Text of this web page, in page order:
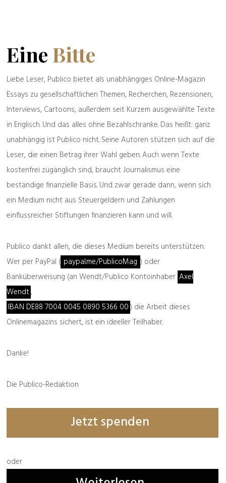
Bestellbar hierundhier
Buchempfehlung
Eine Bitte
Liebe Leser, Publico bietet als unabhängiges Online-Magazin
Essays zu gesellschaftlichen Themen, Recherchen, Rezensionen,
Interviews, Cartoons, außerdem seit Kurzem ausgewählte Texte
in Englisch. Und das alles ohne Bezahlschranke. Das heißt: ganz
unabhängig ist Publico nicht. Seine Autoren stützen sich auf die
Leser, die einen Betrag ihrer Wahl geben. Auch wenn Texte
kostenfrei zugänglich sind, braucht Journalismus eine
beständige finanzielle Basis. Und zwar gerade dann, wenn sich
ein Medium nicht aus Steuergeldern und Zahlungen
einflussreicher Stiftungen finanzieren kann und will.
Publico dankt allen, die dieses Medium bereits unterstützen.
Wer per PayPal ( paypal.me/PublicoMag ) oder
Banküberweisung (an Wendt/Publico Kontoinhaber Axel
Wendt,
IBAN DE88 7004 0045 0890 5366 00) die Arbeit dieses
Onlinemagazins sichert, ist ein ideeller Teilhaber.
Danke!
Die Publico-Redaktion
Jetzt spenden
oder